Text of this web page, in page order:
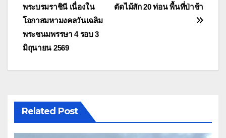
ตัดไม้สัก 20 ท่อน พื้นที่ป่าช้า
พระบรมราชินี เนื่องใน
โอกาสมหามงคลวันเฉลิม
พระชนมพรรษา 4 รอบ 3
มิถุนายน 2569
Related Post